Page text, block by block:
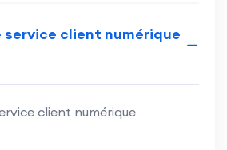
service client numérique
client numérique